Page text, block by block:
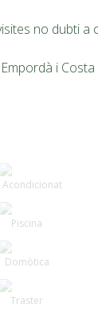
no dubti a
i
Acondicionat
Piscina
Domòtica
Traster